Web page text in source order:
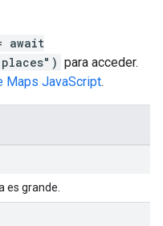
await
para acceder.
Maps JavaScript.
es grande.